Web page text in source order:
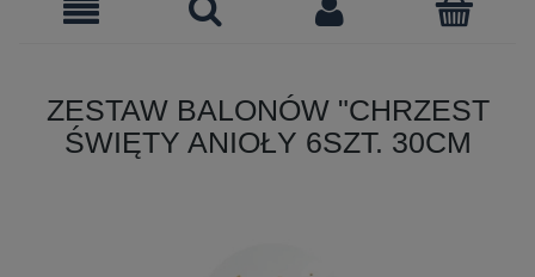
ZESTAW BALONÓW "CHRZEST
ŚWIĘTY ANIOŁY 6SZT. 30CM